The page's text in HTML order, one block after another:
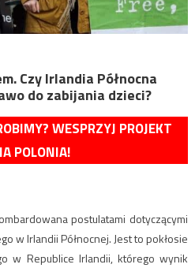
Czy Irlandia Północna
do zabijania dzieci?
WESPRZYJ PROJEKT
POLONIA!
postulatami dotyczącymi
w Irlandii Północnej. Jest to pokłosie
w Republice Irlandii, którego wynik